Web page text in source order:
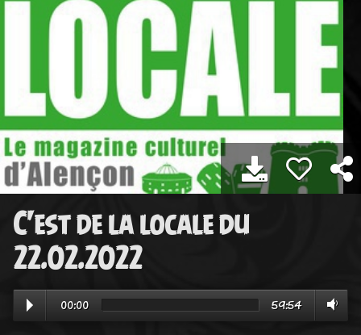
C'est de la locale du
22.02.2022
00:00 59:54